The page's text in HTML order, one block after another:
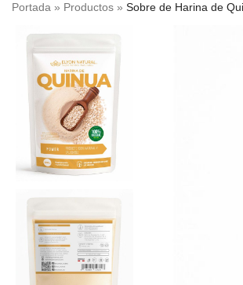
Portada » Productos » Sobre de Harina de